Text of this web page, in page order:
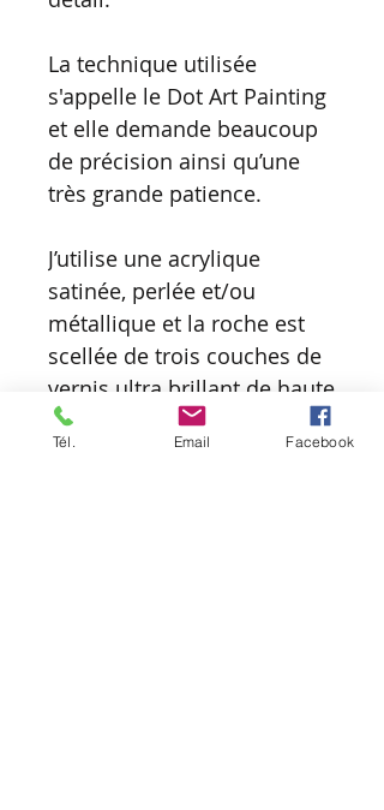
La technique utilisée
s'appelle le Dot Art Painting
et elle demande beaucoup
de précision ainsi qu’une
très grande patience.
J’utilise une acrylique
satinée, perlée et/ou
métallique et la roche est
scellée de trois couches de
vernis ultra brillant de haute
qualité afin de la protéger et
d’obtenir une belle finition.
Tél. Email Facebook